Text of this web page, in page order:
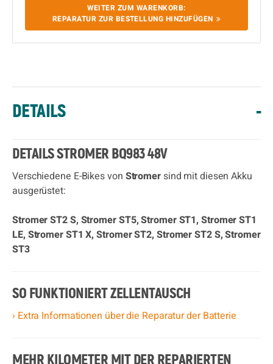
WEITER ZUM WARENKORB:
REPARATUR ZUR BESTELLUNG HINZUFÜGEN
DETAILS -
DETAILS STROMER BQ983 48V
Verschiedene E-Bikes von Stromersind mit diesen Akku
ausgerüstet:
Stromer ST2 S, Stromer ST5, Stromer ST1, Stromer ST1
LE, Stromer ST1 X, Stromer ST2, Stromer ST2 S, Stromer
ST3
SO FUNKTIONIERT ZELLENTAUSCH
› Extra Informationen über die Reparatur der Batterie
MEHR KILOMETER MIT DER REPARIERTEN